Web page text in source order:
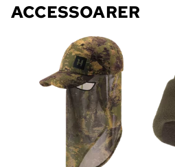
ACCESSOARER